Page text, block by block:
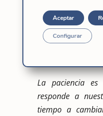
profetisa Ana
paciencia(«recibida
esperanza
La paciencia
responde a
tiempo a
Aceptar
Configurar